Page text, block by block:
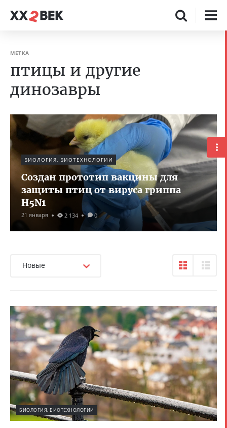
МЕТКА
птицы и другие
динозавры
БИОЛОГИЯ, БИОТЕХНОЛОГИИ
Создан прототип вакцины для
защиты птиц от вируса гриппа
H5N1
21 января 2 134 0
Новые
БИОЛОГИЯ, БИОТЕХНОЛОГИИ